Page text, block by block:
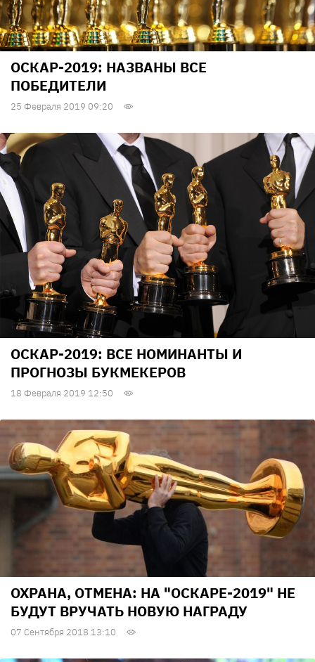
ОСКАР-2019: НАЗВАНЫ ВСЕ
ПОБЕДИТЕЛИ
25 Февраля 2019 09:20
ОСКАР-2019: ВСЕ НОМИНАНТЫ И
ПРОГНОЗЫ БУКМЕКЕРОВ
18 Февраля 2019 12:50
ОХРАНА, ОТМЕНА: НА "ОСКАРЕ-2019" НЕ
БУДУТ ВРУЧАТЬ НОВУЮ НАГРАДУ
07 Сентября 2018 13:10